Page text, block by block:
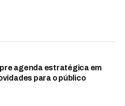
agenda estratégica em
para o público